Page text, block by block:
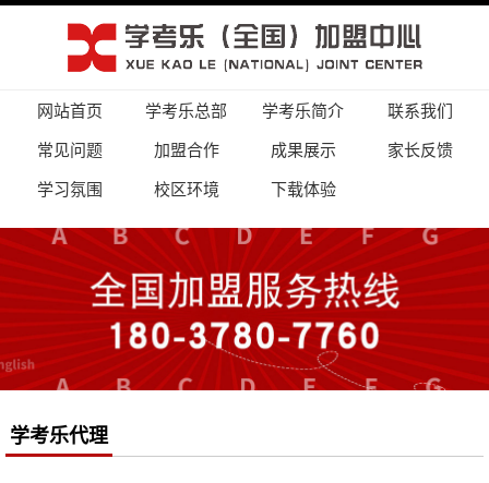
网站首页 学考乐总部 学考乐简介
联系我们
常见问题
加盟合作 成果展示
家长反馈
学习氛围
校区环境 下载体验
学考乐代理